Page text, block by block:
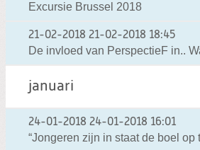
Excursie Brussel 2018
21-02-2018 21-02-2018 18:45
De invloed van PerspectieF in..
januari
24-01-2018 24-01-2018 16:01
“Jongeren zijn in staat de boel op